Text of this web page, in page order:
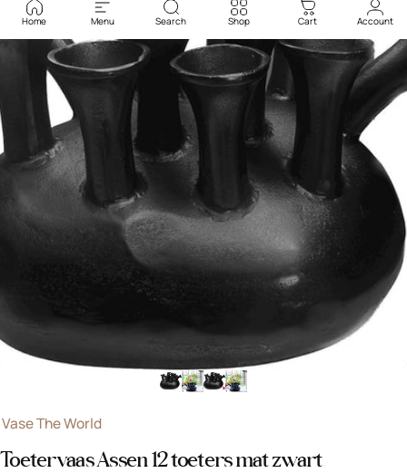
Home Menu Search Shop Cart Account
Vase The World
Toetervaas Assen 12 toeters mat zwart